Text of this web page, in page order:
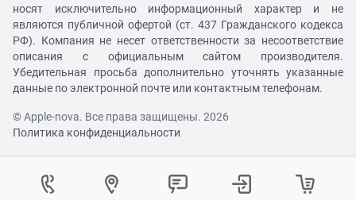
носят исключительно информационный характер и не
являются публичной офертой (ст. 437 Гражданского кодекса
РФ). Компания не несет ответственности за несоответствие
описания с официальным сайтом производителя.
Убедительная просьба дополнительно уточнять указанные
данные по электронной почте или контактным телефонам.
© Apple-nova. Все права защищены. 2026
Политика конфиденциальности
Контактный центр
Укажите ваш город
Изменение города
Как вам удобнее с нами связаться?
Войти в личный кабинет